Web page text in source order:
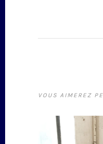
VOUS AIMEREZ